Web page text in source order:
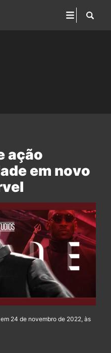
ação
em novo
24 de novembro de 2022, às